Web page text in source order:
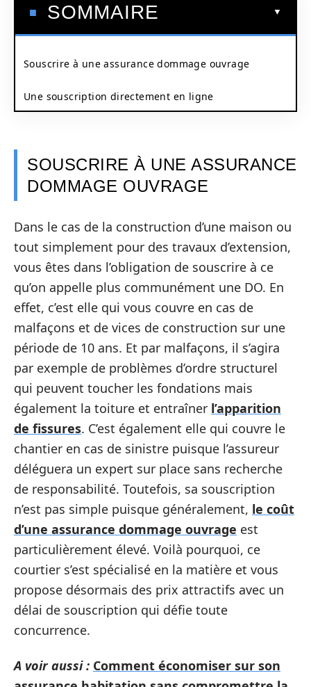
SOMMAIRE
Souscrire à une assurance dommage ouvrage
Une souscription directement en ligne
SOUSCRIRE À UNE ASSURANCE
DOMMAGE OUVRAGE
Dans le cas de la construction d’une maison ou
tout simplement pour des travaux d’extension,
vous êtes dans l’obligation de souscrire à ce
qu’on appelle plus communément une DO. En
effet, c’est elle qui vous couvre en cas de
malfaçons et de vices de construction sur une
période de 10 ans. Et par malfaçons, il s’agira
par exemple de problèmes d’ordre structurel
qui peuvent toucher les fondations mais
également la toiture et entraîner l’apparition
de fissures. C’est également elle qui couvre le
chantier en cas de sinistre puisque l’assureur
déléguera un expert sur place sans recherche
de responsabilité. Toutefois, sa souscription
n’est pas simple puisque généralement, le coût
d’une assurance dommage ouvrage est
particulièrement élevé. Voilà pourquoi, ce
courtier s’est spécialisé en la matière et vous
propose désormais des prix attractifs avec un
délai de souscription qui défie toute
concurrence.
A voir aussi : Comment économiser sur son